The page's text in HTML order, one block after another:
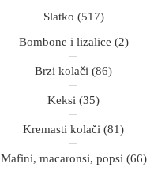
Slatko (517)
Bombone i lizalice (2)
Brzi kolači (86)
Keksi (35)
Kremasti kolači (81)
Mafini, macaronsi, popsi (66)